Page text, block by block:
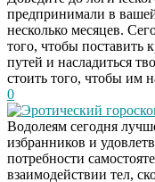
предпринимали в
несколько месяцев.
того, чтобы поставить
путей и насладиться
стоить того, чтобы им
0
Эротический
Водолеям сегодня
избранников и
потребности
взаимодействии тел,